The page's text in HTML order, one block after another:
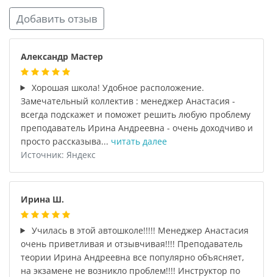
Добавить отзыв
Александр Мастер
Хорошая школа! Удобное расположение.
Замечательный коллектив : менеджер Анастасия -
всегда подскажет и поможет решить любую проблему
преподаватель Ирина Андреевна - очень доходчиво и
просто рассказыва... читать далее
Источник: Яндекс
Ирина Ш.
Училась в этой автошколе!!!!! Менеджер Анастасия
очень приветливая и отзывчивая!!!! Преподаватель
теории Ирина Андреевна все популярно объясняет,
на экзамене не возникло проблем!!!! Инструктор по